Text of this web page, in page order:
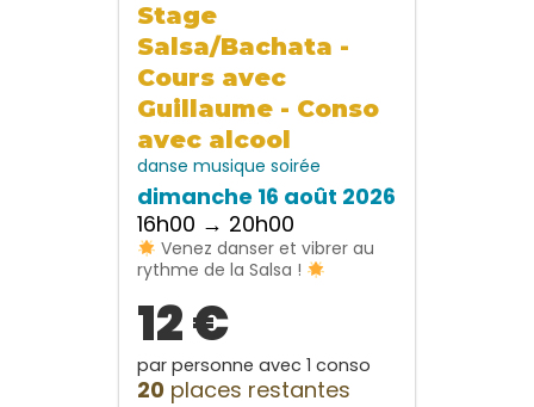
Stage
Salsa/Bachata -
Cours avec
Guillaume - Conso
avec alcool
danse musique soirée
dimanche 16 août 2026
16h00 → 20h00
Venez danser et vibrer au
rythme de la Salsa !
12 €
par personne avec 1 conso
20 places restantes